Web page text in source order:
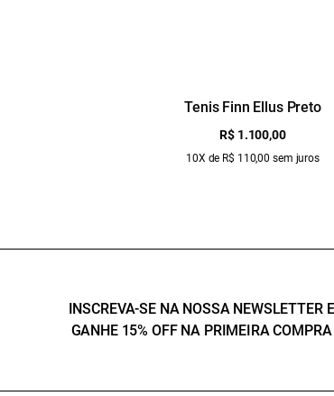
Tenis Finn Ellus Preto
R$ 1.100,00
10X de R$ 110,00 sem juros
INSCREVA-SE NA NOSSA NEWSLETTER E
GANHE 15% OFF NA PRIMEIRA COMPRA